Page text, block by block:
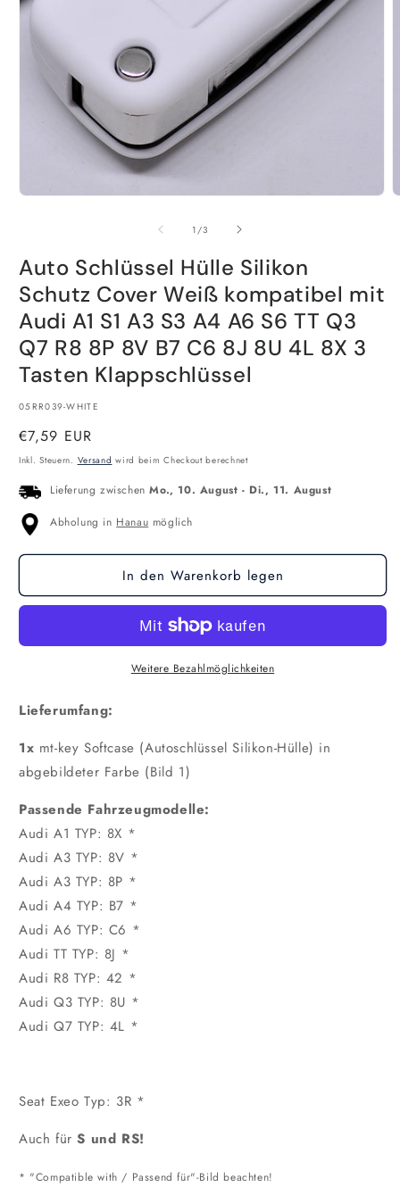
in
1 /von
3
Auto Schlüssel Hülle Silikon
Schutz Cover Weiß kompatibel mit
Audi A1 S1 A3 S3 A4 A6 S6 TT Q3
Q7 R8 8P 8V B7 C6 8J 8U 4L 8X 3
Tasten Klappschlüssel
SKU:
05RR039-WHITE
Normaler
Preis
€7,59 EUR
Inkl. Steuern. Versand wird beim Checkout berechnet
Lieferung zwischenMo., 10. August - Di., 11. August
Abholung in Hanau möglich
In den Warenkorb legen
Weitere Bezahlmöglichkeiten
Lieferumfang:
1x mt-key Softcase (Autoschlüssel Silikon-Hülle) in
abgebildeter Farbe (Bild 1)
Passende Fahrzeugmodelle:
Audi A1 TYP: 8X *
Audi A3 TYP: 8V *
Audi A3 TYP: 8P *
Audi A4 TYP: B7 *
Audi A6 TYP: C6 *
Audi TT TYP: 8J *
Audi R8 TYP: 42 *
Audi Q3 TYP: 8U *
Audi Q7 TYP: 4L *
Seat Exeo Typ: 3R *
Auch fürS und RS!
* "Compatible with / Passend für"-Bild beachten!